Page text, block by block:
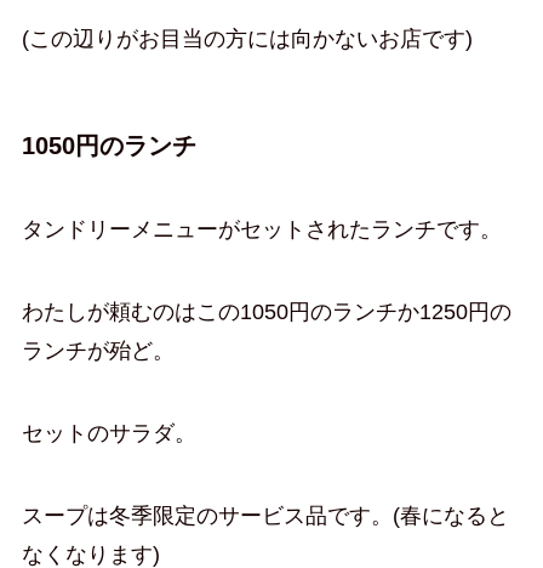
(この辺りがお目当の方には向かないお店です)
1050円のランチ
タンドリーメニューがセットされたランチです。
わたしが頼むのはこの1050円のランチか1250円の
ランチが殆ど。
セットのサラダ。
スープは冬季限定のサービス品です。(春になると
なくなります)